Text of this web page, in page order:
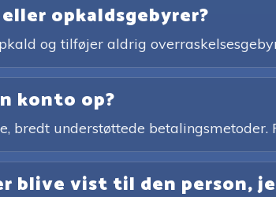
opkaldsgebyrer?
og tilføjer aldrig
konto op?
bredt understøttede
blive vist til den person,